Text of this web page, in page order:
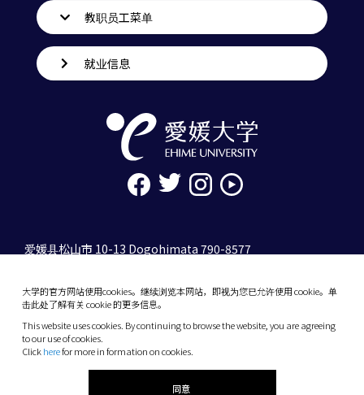
大学的官方网站使用cookies。继续浏览本网站，即视为您已允许使用 cookie。单
击此处了解有关 cookie 的更多信息。
This website uses cookies. By continuing to browse the website, you are agreeing
to our use of cookies.
Clickherefor more in formation on cookies.
同意
教职员工菜单
就业信息
爱媛县松山市 10-13 Dogohimata 790-8577
10-13 Dogo-Himata, Matsuyama, Ehime 790-
Phone: +81 89-927-9000
(C) 2026 Ehime University.